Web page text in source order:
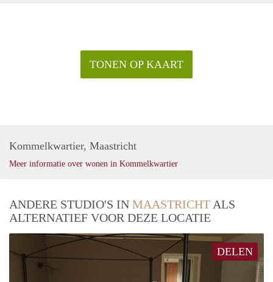
TONEN OP KAART
Kommelkwartier, Maastricht
Meer informatie over wonen in Kommelkwartier
ANDERE STUDIO'S IN MAASTRICHT ALS
ALTERNATIEF VOOR DEZE LOCATIE
DELEN